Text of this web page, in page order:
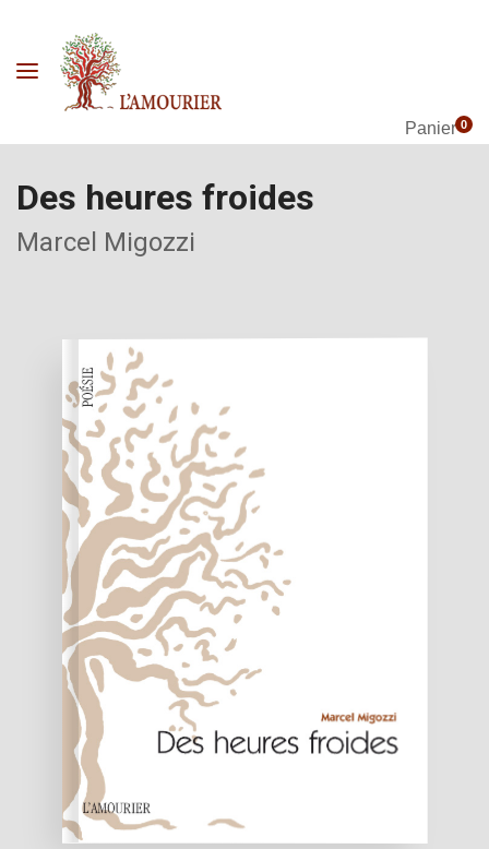
Panier0
Des heures froides
Marcel Migozzi